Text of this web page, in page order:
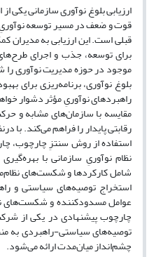
ارزیابی بلوغ نوآوری سازمانی یکی
قوت و ضعف در مسیر توسعه
قبلی است. این ارزیابی به مدیران
برای توسعه، جذب و اجرای
موجود در حوزه مدیریت نوآوری
بلوغ نوآوری، برنامه‌ریزی برای
راهبردهای نوآوریِ مؤثر دشوار
مقایسه با سازمان‌های مشابه و
رقابتی پایدار را فراهم می‌کند. با
استفاده از روش سنتزِ چارچوب،
نظام نوآوریِ سازمانی با
شامل کارکردها و شکست‌های
استخراج توصیه‌های سیاستی و
عوامل مسدودکننده و شکست‌های
چارچوب پیشنهادی در یکی از
توصیه‌های سیاستی-راهبردی به
چشم‌انداز میان‌مدت ارائه می‌شود.